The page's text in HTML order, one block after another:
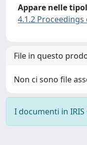
Appare nelle
4.1.2 Proceedings
File in questo
Non ci sono file
I documenti in